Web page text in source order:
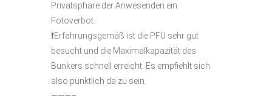
Privatsphäre der Anwesenden ein
Fotoverbot.
❗Erfahrungsgemäß ist die PFU sehr gut
besucht und die Maximalkapazität des
Bunkers schnell erreicht. Es empfiehlt sich
also pünktlich da zu sein.
———–